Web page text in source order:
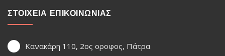
ΣΤΟΙΧΕΙΑ ΕΠΙΚΟΙΝΩΝΙΑΣ
Κανακάρη 110, 2ος οροφος, Πάτρα